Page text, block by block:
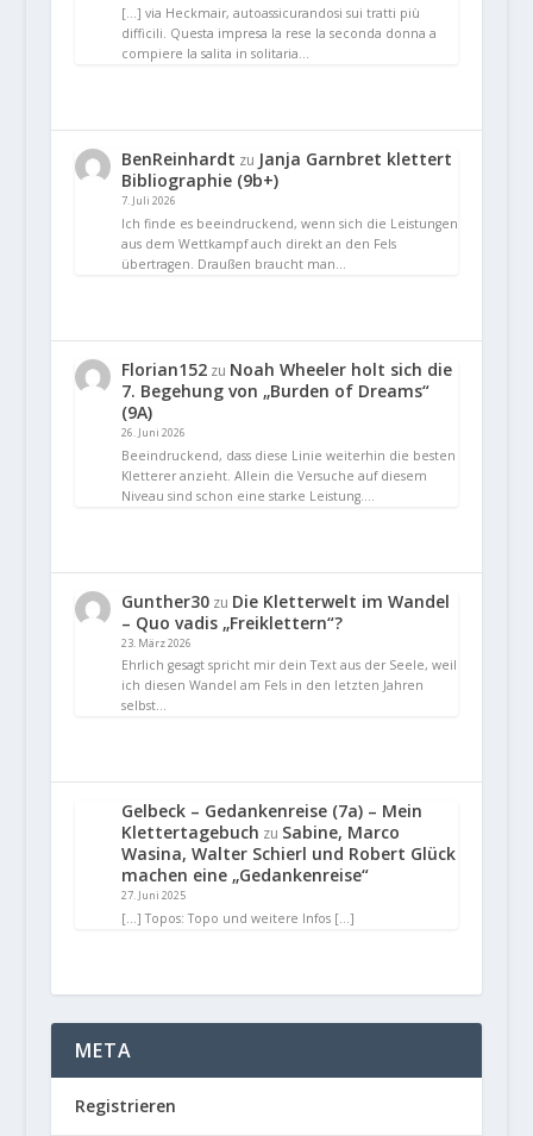
[…] via Heckmair, autoassicurandosi sui tratti più
difficili. Questa impresa la rese la seconda donna a
compiere la salita in solitaria…
BenReinhardt zu Janja Garnbret klettert
Bibliographie (9b+)
7. Juli 2026
Ich finde es beeindruckend, wenn sich die Leistungen
aus dem Wettkampf auch direkt an den Fels
übertragen. Draußen braucht man…
Florian152zu Noah Wheeler holt sich die
7. Begehung von „Burden of Dreams“
(9A)
26. Juni 2026
Beeindruckend, dass diese Linie weiterhin die besten
Kletterer anzieht. Allein die Versuche auf diesem
Niveau sind schon eine starke Leistung.…
Gunther30zu Die Kletterwelt im Wandel
– Quo vadis „Freiklettern“?
23. März 2026
Ehrlich gesagt spricht mir dein Text aus der Seele, weil
ich diesen Wandel am Fels in den letzten Jahren
selbst…
Gelbeck – Gedankenreise (7a) – Mein
Klettertagebuch zu Sabine, Marco
Wasina, Walter Schierl und Robert Glück
machen eine „Gedankenreise“
27. Juni 2025
[…] Topos: Topo und weitere Infos […]
META
Registrieren